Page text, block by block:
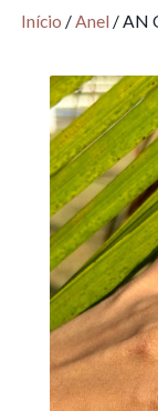
Início /Anel / AN